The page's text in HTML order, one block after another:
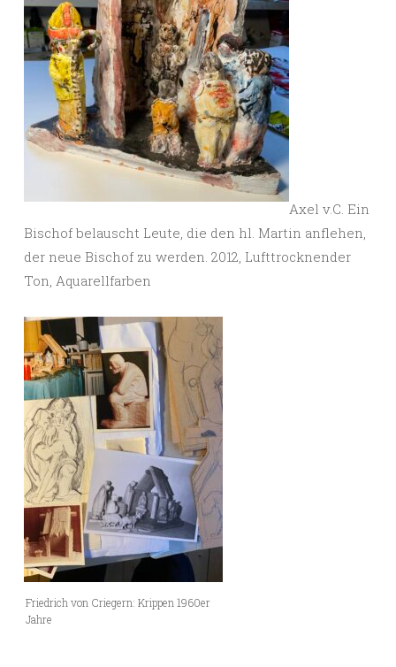
Axel v.C. Ein
Bischof belauscht Leute, die den hl. Martin anflehen,
der neue Bischof zu werden. 2012, Lufttrocknender
Ton, Aquarellfarben
Friedrich von Criegern: Krippen 1960er
Jahre